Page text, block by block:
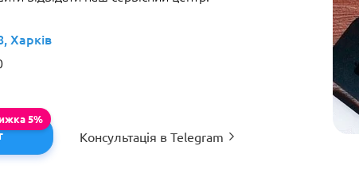
Харків
Консультація в Telegram